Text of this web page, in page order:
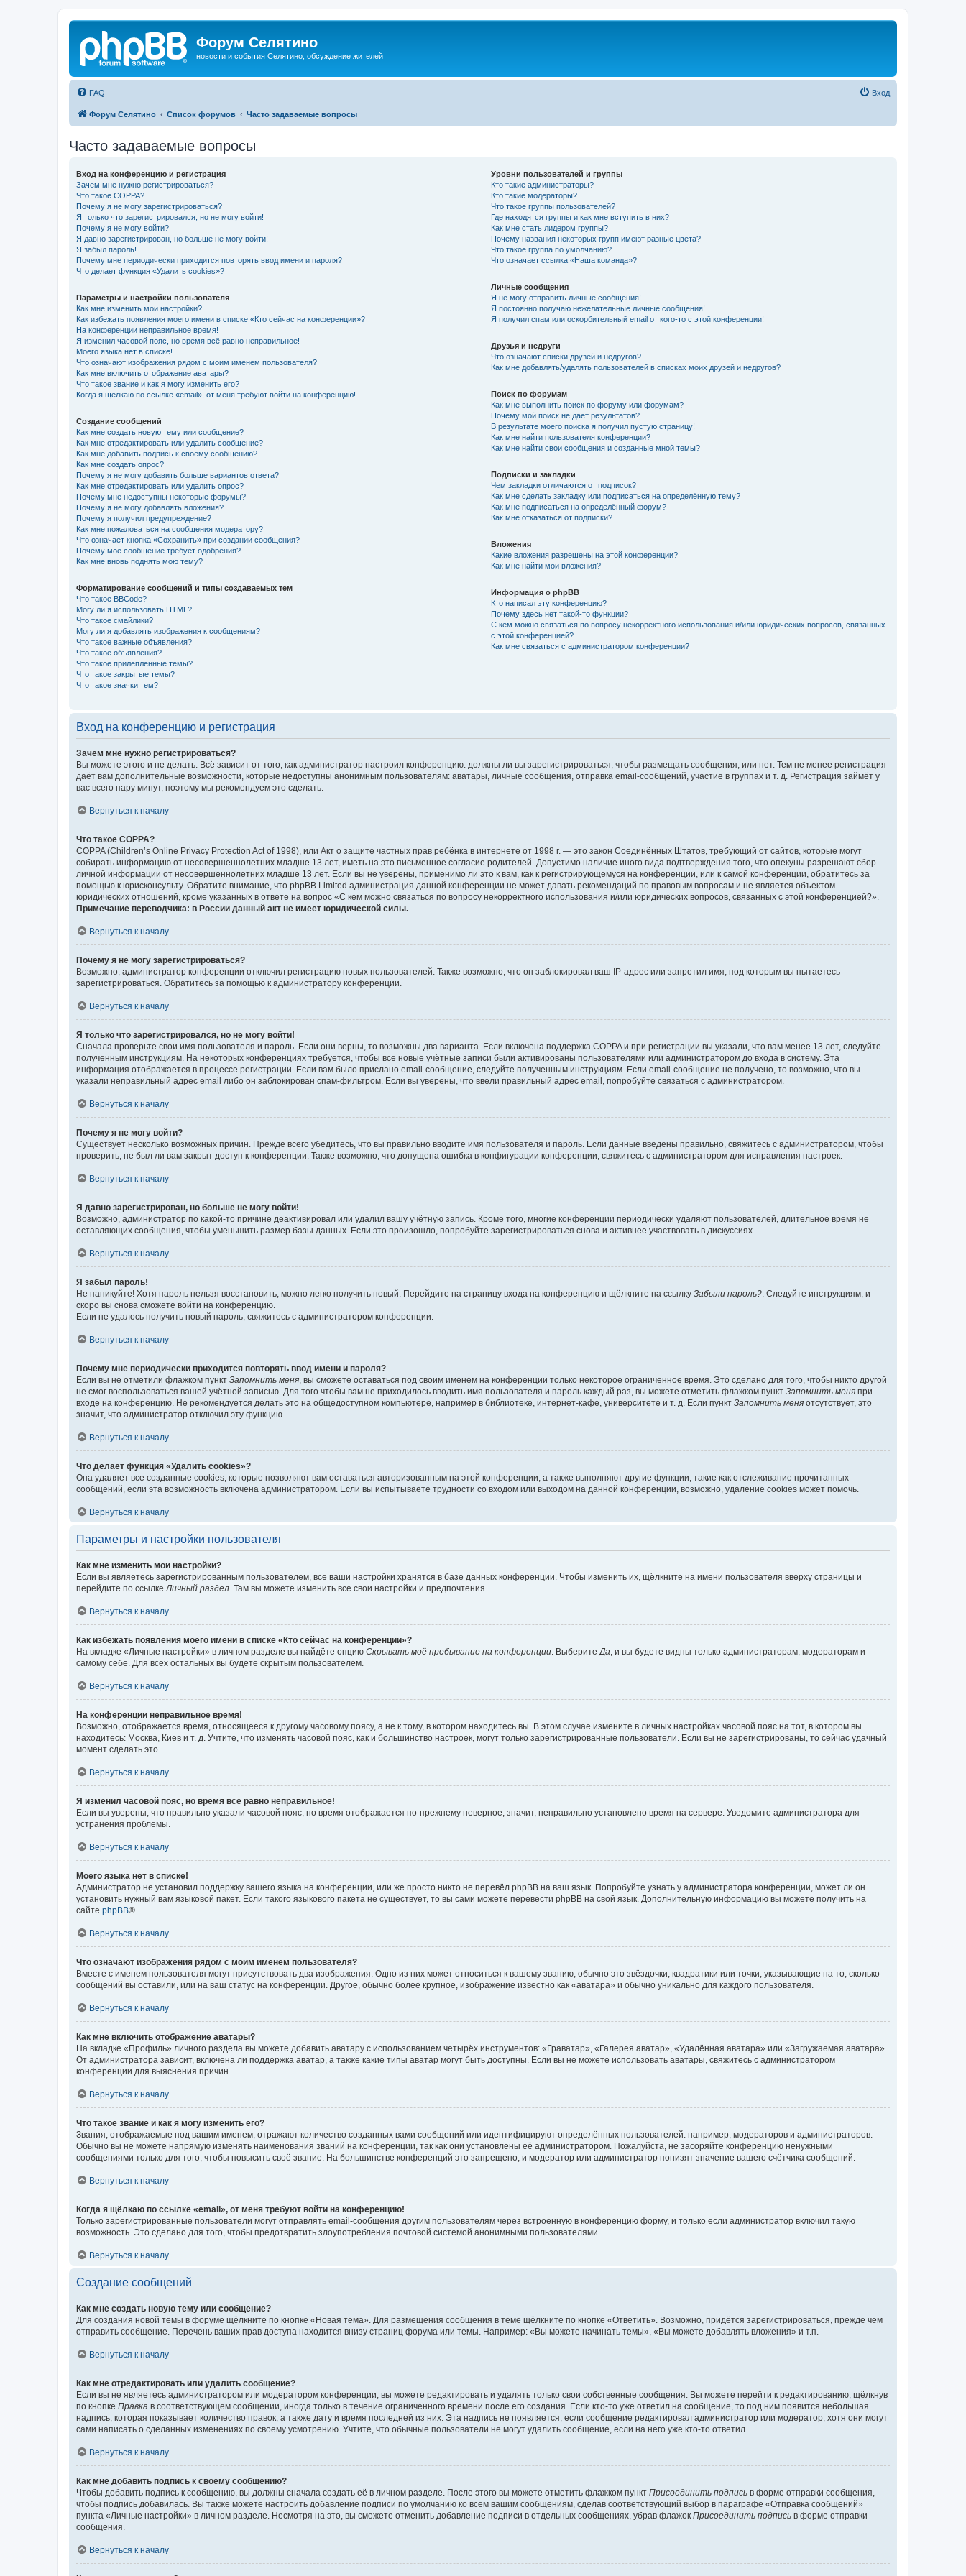
Форум Селятино
новости и события Селятино, обсуждение жителей
FAQ Вход
Форум Селятино Список форумов Часто задаваемые вопросы
Часто задаваемые вопросы
Вход на конференцию и регистрация
Зачем мне нужно регистрироваться?
Что такое COPPA?
Почему я не могу зарегистрироваться?
Я только что зарегистрировался, но не могу войти!
Почему я не могу войти?
Я давно зарегистрирован, но больше не могу войти!
Я забыл пароль!
Почему мне периодически приходится повторять ввод имени и пароля?
Что делает функция «Удалить cookies»?
Параметры и настройки пользователя
Как мне изменить мои настройки?
Как избежать появления моего имени в списке «Кто сейчас на конференции»?
На конференции неправильное время!
Я изменил часовой пояс, но время всё равно неправильное!
Моего языка нет в списке!
Что означают изображения рядом с моим именем пользователя?
Как мне включить отображение аватары?
Что такое звание и как я могу изменить его?
Когда я щёлкаю по ссылке «email», от меня требуют войти на конференцию!
Создание сообщений
Как мне создать новую тему или сообщение?
Как мне отредактировать или удалить сообщение?
Как мне добавить подпись к своему сообщению?
Как мне создать опрос?
Почему я не могу добавить больше вариантов ответа?
Как мне отредактировать или удалить опрос?
Почему мне недоступны некоторые форумы?
Почему я не могу добавлять вложения?
Почему я получил предупреждение?
Как мне пожаловаться на сообщения модератору?
Что означает кнопка «Сохранить» при создании сообщения?
Почему моё сообщение требует одобрения?
Как мне вновь поднять мою тему?
Форматирование сообщений и типы создаваемых тем
Что такое BBCode?
Могу ли я использовать HTML?
Что такое смайлики?
Могу ли я добавлять изображения к сообщениям?
Что такое важные объявления?
Что такое объявления?
Что такое прилепленные темы?
Что такое закрытые темы?
Что такое значки тем?
Уровни пользователей и группы
Кто такие администраторы?
Кто такие модераторы?
Что такое группы пользователей?
Где находятся группы и как мне вступить в них?
Как мне стать лидером группы?
Почему названия некоторых групп имеют разные цвета?
Что такое группа по умолчанию?
Что означает ссылка «Наша команда»?
Личные сообщения
Я не могу отправить личные сообщения!
Я постоянно получаю нежелательные личные сообщения!
Я получил спам или оскорбительный email от кого-то с этой конференции!
Друзья и недруги
Что означают списки друзей и недругов?
Как мне добавлять/удалять пользователей в списках моих друзей и недругов?
Поиск по форумам
Как мне выполнить поиск по форуму или форумам?
Почему мой поиск не даёт результатов?
В результате моего поиска я получил пустую страницу!
Как мне найти пользователя конференции?
Как мне найти свои сообщения и созданные мной темы?
Подписки и закладки
Чем закладки отличаются от подписок?
Как мне сделать закладку или подписаться на определённую тему?
Как мне подписаться на определённый форум?
Как мне отказаться от подписки?
Вложения
Какие вложения разрешены на этой конференции?
Как мне найти мои вложения?
Информация о phpBB
Кто написал эту конференцию?
Почему здесь нет такой-то функции?
С кем можно связаться по вопросу некорректного использования и/или юридических вопросов, связанных
с этой конференцией?
Как мне связаться с администратором конференции?
Вход на конференцию и регистрация
Зачем мне нужно регистрироваться?
Вы можете этого и не делать. Всё зависит от того, как администратор настроил конференцию: должны ли вы зарегистрироваться, чтобы размещать сообщения, или нет. Тем не менее регистрация
даёт вам дополнительные возможности, которые недоступны анонимным пользователям: аватары, личные сообщения, отправка email-сообщений, участие в группах и т. д. Регистрация займёт у
вас всего пару минут, поэтому мы рекомендуем это сделать.
Вернуться к началу
Что такое COPPA?
COPPA (Children’s Online Privacy Protection Act of 1998), или Акт о защите частных прав ребёнка в интернете от 1998 г. — это закон Соединённых Штатов, требующий от сайтов, которые могут
собирать информацию от несовершеннолетних младше 13 лет, иметь на это письменное согласие родителей. Допустимо наличие иного вида подтверждения того, что опекуны разрешают сбор
личной информации от несовершеннолетних младше 13 лет. Если вы не уверены, применимо ли это к вам, как к регистрирующемуся на конференции, или к самой конференции, обратитесь за
помощью к юрисконсульту. Обратите внимание, что phpBB Limited администрация данной конференции не может давать рекомендаций по правовым вопросам и не является объектом
юридических отношений, кроме указанных в ответе на вопрос «С кем можно связаться по вопросу некорректного использования и/или юридических вопросов, связанных с этой конференцией?».
Примечание переводчика: в России данный акт не имеет юридической силы.
Вернуться к началу
Почему я не могу зарегистрироваться?
Возможно, администратор конференции отключил регистрацию новых пользователей. Также возможно, что он заблокировал ваш IP-адрес или запретил имя, под которым вы пытаетесь
зарегистрироваться. Обратитесь за помощью к администратору конференции.
Вернуться к началу
Я только что зарегистрировался, но не могу войти!
Сначала проверьте свои имя пользователя и пароль. Если они верны, то возможны два варианта. Если включена поддержка COPPA и при регистрации вы указали, что вам менее 13 лет, следуйте
полученным инструкциям. На некоторых конференциях требуется, чтобы все новые учётные записи были активированы пользователями или администратором до входа в систему. Эта
информация отображается в процессе регистрации. Если вам было прислано email-сообщение, следуйте полученным инструкциям. Если email-сообщение не получено, то возможно, что вы
указали неправильный адрес email либо он заблокирован спам-фильтром. Если вы уверены, что ввели правильный адрес email, попробуйте связаться с администратором.
Вернуться к началу
Почему я не могу войти?
Существует несколько возможных причин. Прежде всего убедитесь, что вы правильно вводите имя пользователя и пароль. Если данные введены правильно, свяжитесь с администратором, чтобы
проверить, не был ли вам закрыт доступ к конференции. Также возможно, что допущена ошибка в конфигурации конференции, свяжитесь с администратором для исправления настроек.
Вернуться к началу
Я давно зарегистрирован, но больше не могу войти!
Возможно, администратор по какой-то причине деактивировал или удалил вашу учётную запись. Кроме того, многие конференции периодически удаляют пользователей, длительное время не
оставляющих сообщения, чтобы уменьшить размер базы данных. Если это произошло, попробуйте зарегистрироваться снова и активнее участвовать в дискуссиях.
Вернуться к началу
Я забыл пароль!
Не паникуйте! Хотя пароль нельзя восстановить, можно легко получить новый. Перейдите на страницу входа на конференцию и щёлкните на ссылку Забыли пароль? . Следуйте инструкциям, и
скоро вы снова сможете войти на конференцию.
Если не удалось получить новый пароль, свяжитесь с администратором конференции.
Вернуться к началу
Почему мне периодически приходится повторять ввод имени и пароля?
Если вы не отметили флажком пункт Запомнить меня , вы сможете оставаться под своим именем на конференции только некоторое ограниченное время. Это сделано для того, чтобы никто другой
не смог воспользоваться вашей учётной записью. Для того чтобы вам не приходилось вводить имя пользователя и пароль каждый раз, вы можете отметить флажком пункт Запомнить меня при
входе на конференцию. Не рекомендуется делать это на общедоступном компьютере, например в библиотеке, интернет-кафе, университете и т. д. Если пункт Запомнить меня отсутствует, это
значит, что администратор отключил эту функцию.
Вернуться к началу
Что делает функция «Удалить cookies»?
Она удаляет все созданные cookies, которые позволяют вам оставаться авторизованным на этой конференции, а также выполняют другие функции, такие как отслеживание прочитанных
сообщений, если эта возможность включена администратором. Если вы испытываете трудности со входом или выходом на данной конференции, возможно, удаление cookies может помочь.
Вернуться к началу
Параметры и настройки пользователя
Как мне изменить мои настройки?
Если вы являетесь зарегистрированным пользователем, все ваши настройки хранятся в базе данных конференции. Чтобы изменить их, щёлкните на имени пользователя вверху страницы и
перейдите по ссылке Личный раздел . Там вы можете изменить все свои настройки и предпочтения.
Вернуться к началу
Как избежать появления моего имени в списке «Кто сейчас на конференции»?
На вкладке «Личные настройки» в личном разделе вы найдёте опцию Скрывать моё пребывание на конференции . Выберите Да , и вы будете видны только администраторам, модераторам и
самому себе. Для всех остальных вы будете скрытым пользователем.
Вернуться к началу
На конференции неправильное время!
Возможно, отображается время, относящееся к другому часовому поясу, а не к тому, в котором находитесь вы. В этом случае измените в личных настройках часовой пояс на тот, в котором вы
находитесь: Москва, Киев и т. д. Учтите, что изменять часовой пояс, как и большинство настроек, могут только зарегистрированные пользователи. Если вы не зарегистрированы, то сейчас удачный
момент сделать это.
Вернуться к началу
Я изменил часовой пояс, но время всё равно неправильное!
Если вы уверены, что правильно указали часовой пояс, но время отображается по-прежнему неверное, значит, неправильно установлено время на сервере. Уведомите администратора для
устранения проблемы.
Вернуться к началу
Моего языка нет в списке!
Администратор не установил поддержку вашего языка на конференции, или же просто никто не перевёл phpBB на ваш язык. Попробуйте узнать у администратора конференции, может ли он
установить нужный вам языковой пакет. Если такого языкового пакета не существует, то вы сами можете перевести phpBB на свой язык. Дополнительную информацию вы можете получить на
сайте phpBB®.
Вернуться к началу
Что означают изображения рядом с моим именем пользователя?
Вместе с именем пользователя могут присутствовать два изображения. Одно из них может относиться к вашему званию, обычно это звёздочки, квадратики или точки, указывающие на то, сколько
сообщений вы оставили, или на ваш статус на конференции. Другое, обычно более крупное, изображение известно как «аватара» и обычно уникально для каждого пользователя.
Вернуться к началу
Как мне включить отображение аватары?
На вкладке «Профиль» личного раздела вы можете добавить аватару с использованием четырёх инструментов: «Граватар», «Галерея аватар», «Удалённая аватара» или «Загружаемая аватара».
От администратора зависит, включена ли поддержка аватар, а также какие типы аватар могут быть доступны. Если вы не можете использовать аватары, свяжитесь с администратором
конференции для выяснения причин.
Вернуться к началу
Что такое звание и как я могу изменить его?
Звания, отображаемые под вашим именем, отражают количество созданных вами сообщений или идентифицируют определённых пользователей: например, модераторов и администраторов.
Обычно вы не можете напрямую изменять наименования званий на конференции, так как они установлены её администратором. Пожалуйста, не засоряйте конференцию ненужными
сообщениями только для того, чтобы повысить своё звание. На большинстве конференций это запрещено, и модератор или администратор понизят значение вашего счётчика сообщений.
Вернуться к началу
Когда я щёлкаю по ссылке «email», от меня требуют войти на конференцию!
Только зарегистрированные пользователи могут отправлять email-сообщения другим пользователям через встроенную в конференцию форму, и только если администратор включил такую
возможность. Это сделано для того, чтобы предотвратить злоупотребления почтовой системой анонимными пользователями.
Вернуться к началу
Создание сообщений
Как мне создать новую тему или сообщение?
Для создания новой темы в форуме щёлкните по кнопке «Новая тема». Для размещения сообщения в теме щёлкните по кнопке «Ответить». Возможно, придётся зарегистрироваться, прежде чем
отправить сообщение. Перечень ваших прав доступа находится внизу страниц форума или темы. Например: «Вы можете начинать темы», «Вы можете добавлять вложения» и т.п.
Вернуться к началу
Как мне отредактировать или удалить сообщение?
Если вы не являетесь администратором или модератором конференции, вы можете редактировать и удалять только свои собственные сообщения. Вы можете перейти к редактированию, щёлкнув
по кнопке Правка в соответствующем сообщении, иногда только в течение ограниченного времени после его создания. Если кто-то уже ответил на сообщение, то под ним появится небольшая
надпись, которая показывает количество правок, а также дату и время последней из них. Эта надпись не появляется, если сообщение редактировал администратор или модератор, хотя они могут
сами написать о сделанных изменениях по своему усмотрению. Учтите, что обычные пользователи не могут удалить сообщение, если на него уже кто-то ответил.
Вернуться к началу
Как мне добавить подпись к своему сообщению?
Чтобы добавить подпись к сообщению, вы должны сначала создать её в личном разделе. После этого вы можете отметить флажком пункт Присоединить подпись в форме отправки сообщения,
чтобы подпись добавилась. Вы также можете настроить добавление подписи по умолчанию ко всем вашим сообщениям, сделав соответствующий выбор в параграфе «Отправка сообщений»
пункта «Личные настройки» в личном разделе. Несмотря на это, вы сможете отменить добавление подписи в отдельных сообщениях, убрав флажок Присоединить подпись в форме отправки
сообщения.
Вернуться к началу